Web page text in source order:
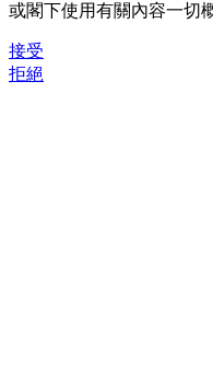
或閣下使用有關內容一切
接受
拒絕